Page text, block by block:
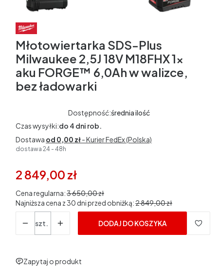
Młotowiertarka SDS-Plus
Milwaukee 2,5J 18V M18FHX 1x
aku FORGE™ 6,0Ah w walizce,
bez ładowarki
Dostępność:średnia ilość
Czas wysyłki:do 4 dni rob.
Dostawa od 0,00 zł- Kurier FedEx (Polska)
dostawa 24 - 48h
2 849,00 zł
Cena regularna:3 650,00 zł
Najniższa cena z 30 dni przed obniżką:2 849,00 zł
szt.
DODAJ DO KOSZYKA
Zapytaj o produkt